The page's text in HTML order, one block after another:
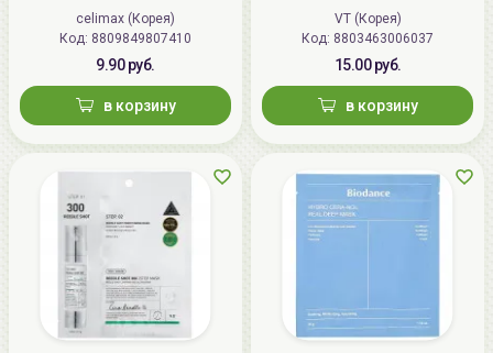
celimax (Корея)
Код: 8809849807410
9.90 руб.
в корзину
VT (Корея)
Код: 8803463006037
15.00 руб.
в корзину